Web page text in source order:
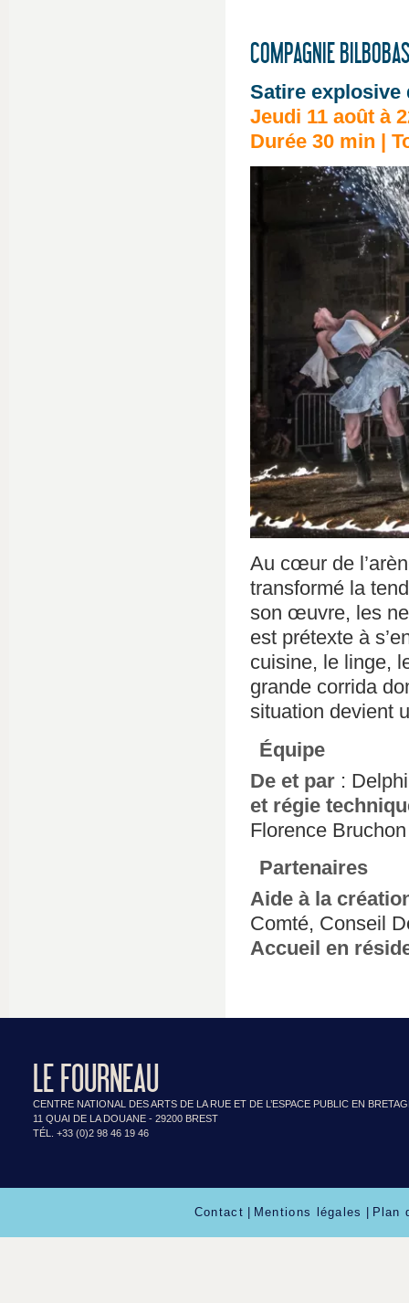
COMPAGNIE
Satire explosive
Jeudi 11 août à
Durée 30 min |
Au cœur de
transformé la
son œuvre, les
est prétexte à
cuisine, le linge,
grande corrida
situation devient
Équipe
De et par:
et régie
Florence
Partenaires
Aide à la
Comté, Conseil
Accueil en
LE FOURNEAU
CENTRE NATIONAL DES ARTS DE LA RUE ET DE L’ESPACE PUBLIC EN
11 QUAI DE LA DOUANE - 29200 BREST
TÉL. +33 (0)2 98 46 19 46
Contact Mentions légales Plan